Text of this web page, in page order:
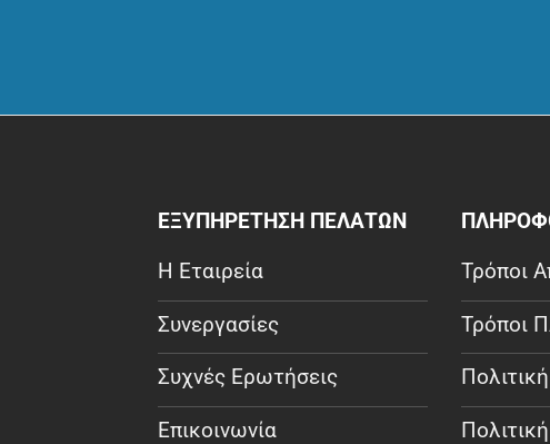
ΕΞΥΠΗΡΕΤΗΣΗ ΠΕΛΑΤΩΝ
Η Εταιρεία
Συνεργασίες
Συχνές Ερωτήσεις
Επικοινωνία
Τρόποι
Τρόποι